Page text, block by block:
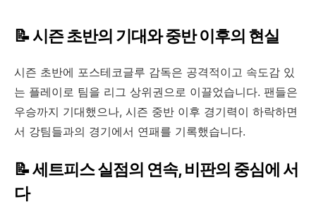
📝 시즌 초반의 기대와 중반 이후의 현실
시즌 초반에 포스테코글루 감독은 공격적이고 속도감 있
는 플레이로 팀을 리그 상위권으로 이끌었습니다. 팬들은
우승까지 기대했으나, 시즌 중반 이후 경기력이 하락하면
서 강팀들과의 경기에서 연패를 기록했습니다.
📝 세트피스 실점의 연속, 비판의 중심에 서
다